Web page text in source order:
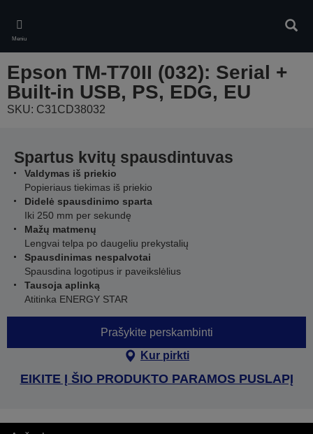
main
content
Meniu
Epson TM-T70II (032): Serial +
Built-in USB, PS, EDG, EU
SKU: C31CD38032
Spartus kvitų spausdintuvas
Valdymas iš priekio
Popieriaus tiekimas iš priekio
Didelė spausdinimo sparta
Iki 250 mm per sekundę
Mažų matmenų
Lengvai telpa po daugeliu prekystalių
Spausdinimas nespalvotai
Spausdina logotipus ir paveikslėlius
Tausoja aplinką
Atitinka ENERGY STAR
Prašykite perskambinti
Kur pirkti
EIKITE Į ŠIO PRODUKTO PARAMOS PUSLAPĮ